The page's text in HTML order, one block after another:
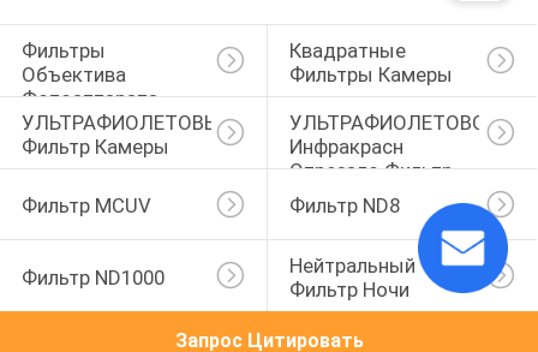
Фильтры
Объектива
Фотоаппарата
Квадратные
Фильтры Камеры
УЛЬТРАФИОЛЕТОВЫЙ
Фильтр Камеры
УЛЬТРАФИОЛЕТОВОЕ
Инфракрасн
Отрезало Фильтр
Фильтр MCUV
Фильтр ND8
Фильтр ND1000
Нейтральный
Фильтр Ночи
Запрос Цитировать